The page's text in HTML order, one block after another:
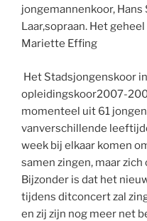
jongemannenkoor,
Laar,sopraan. Het
Mariette Effing
Het Stadsjongenskoor
opleidingskoor2007-
momenteel uit 61
vanverschillende
week bij elkaar komen
samen zingen, maar
Bijzonder is dat het
tijdens ditconcert zal
en zij zijn nog meer net